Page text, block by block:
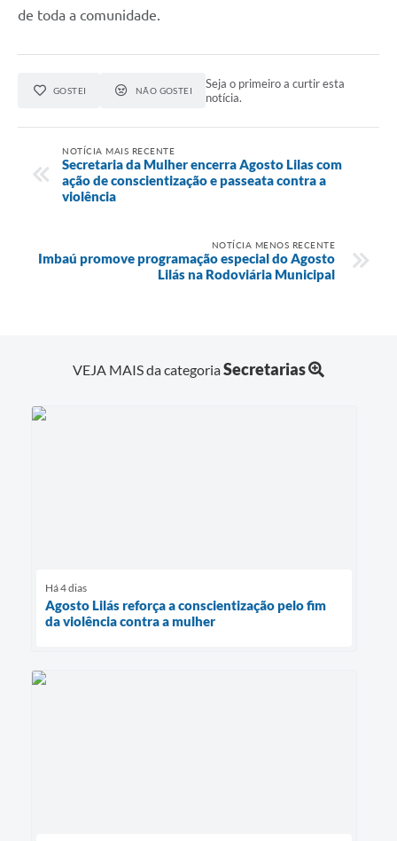
de toda a comunidade.
GOSTEI NÃO GOSTEI
Seja o primeiro a curtir esta
notícia.
NOTÍCIA MAIS RECENTE
Secretaria da Mulher encerra Agosto Lilas com
ação de conscientização e passeata contra a
violência
NOTÍCIA MENOS RECENTE
Imbaú promove programação especial do Agosto
Lilás na Rodoviária Municipal
VEJA MAIS da categoriaSecretarias
Há 4 dias
Agosto Lilás reforça a conscientização pelo fim
da violência contra a mulher